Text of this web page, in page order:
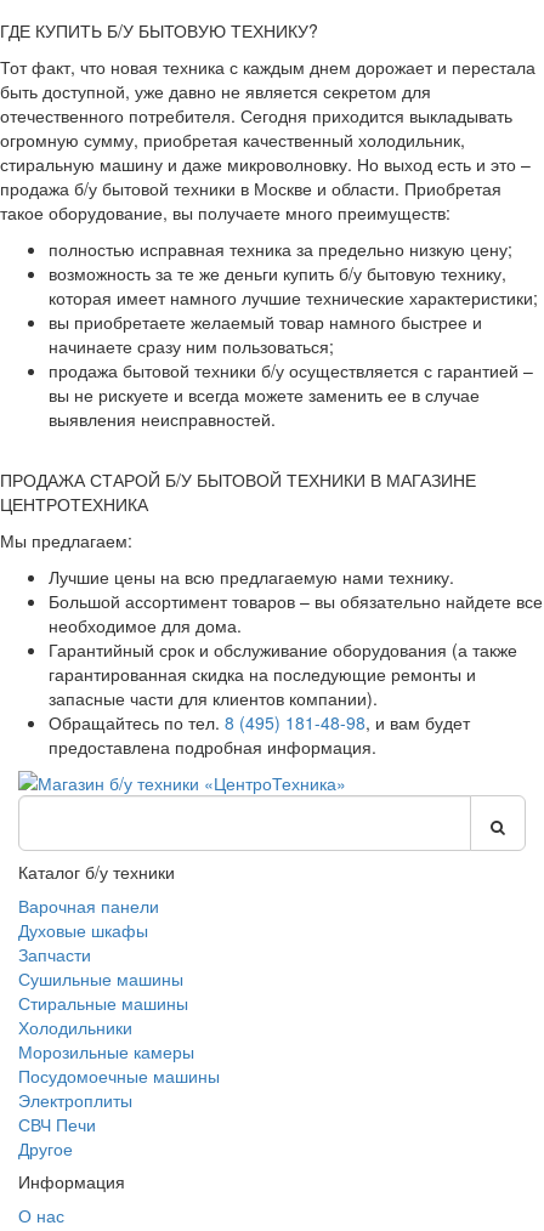
ГДЕ КУПИТЬ Б/У БЫТОВУЮ ТЕХНИКУ?
Тот факт, что новая техника с каждым днем дорожает и перестала
быть доступной, уже давно не является секретом для
отечественного потребителя. Сегодня приходится выкладывать
огромную сумму, приобретая качественный холодильник,
стиральную машину и даже микроволновку. Но выход есть и это –
продажа б/у бытовой техники в Москве и области. Приобретая
такое оборудование, вы получаете много преимуществ:
полностью исправная техника за предельно низкую цену;
возможность за те же деньги купить б/у бытовую технику,
которая имеет намного лучшие технические характеристики;
вы приобретаете желаемый товар намного быстрее и
начинаете сразу ним пользоваться;
продажа бытовой техники б/у осуществляется с гарантией –
вы не рискуете и всегда можете заменить ее в случае
выявления неисправностей.
ПРОДАЖА СТАРОЙ Б/У БЫТОВОЙ ТЕХНИКИ В МАГАЗИНЕ
ЦЕНТРОТЕХНИКА
Мы предлагаем:
Лучшие цены на всю предлагаемую нами технику.
Большой ассортимент товаров – вы обязательно найдете все
необходимое для дома.
Гарантийный срок и обслуживание оборудования (а также
гарантированная скидка на последующие ремонты и
запасные части для клиентов компании).
Обращайтесь по тел. 8 (495) 181-48-98, и вам будет
предоставлена подробная информация.
Каталог б/у техники
Варочная панели
Духовые шкафы
Запчасти
Сушильные машины
Стиральные машины
Холодильники
Морозильные камеры
Посудомоечные машины
Электроплиты
СВЧ Печи
Другое
Информация
О нас